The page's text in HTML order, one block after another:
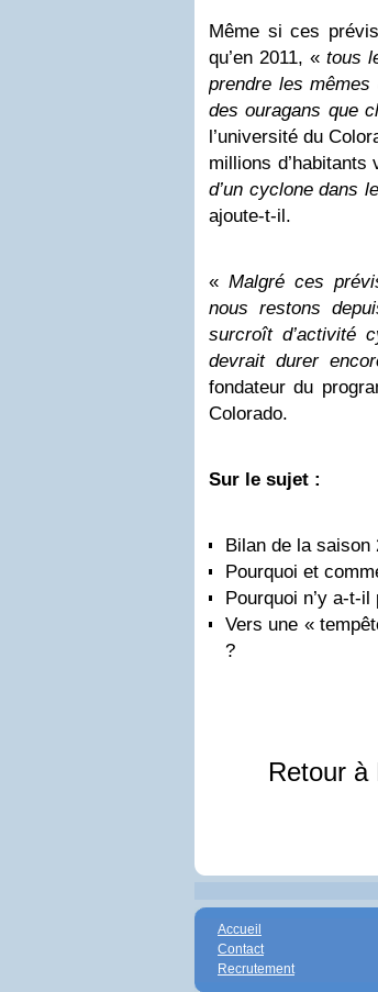
Même si ces
qu’en 2011, «tous
prendre les
des ouragans que
l’université du
millions
d’un cyclone dans
ajoute-t-il.
« Malgré ces
nous restons
surcroît d’activité
devrait durer
fondateur du
Colorado.
Sur le sujet :
Bilan de la saison
Pourquoi et
Pourquoi n’y a-t-
Vers une «
?
Retour à
Accueil
Contact
Recrutement